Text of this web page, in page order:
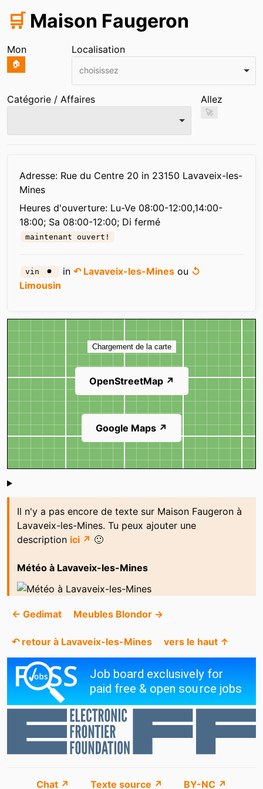
🛒 Maison Faugeron
Mon
🏠
Localisation
choisissez
Catégorie / Affaires Allez
🚀
Adresse: Rue du Centre 20 in 23150 Lavaveix-les-
Mines
Heures d'ouverture: Lu-Ve 08:00-12:00,14:00-
18:00; Sa 08:00-12:00; Di fermé
maintenant ouvert!
vin in↶ Lavaveix-les-Mines ou ↺
Limousin
Carte
Chargement de la carte
OpenStreetMap ↗
Google Maps ↗
Shoutbox
Il n'y a pas encore de texte sur Maison Faugeron à
Lavaveix-les-Mines. Tu peux ajouter une
description ici ↗ 🙂
Météo à Lavaveix-les-Mines
← Gedimat Meubles Blondor →
↶ retour à Lavaveix-les-Mines vers le haut ↑
Chat ↗ Texte source ↗ BY-NC ↗